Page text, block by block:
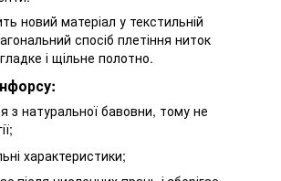
новий матеріал у текстильній
спосіб плетіння ниток
і щільне полотно.
з натуральної бавовни, тому не
характеристики;